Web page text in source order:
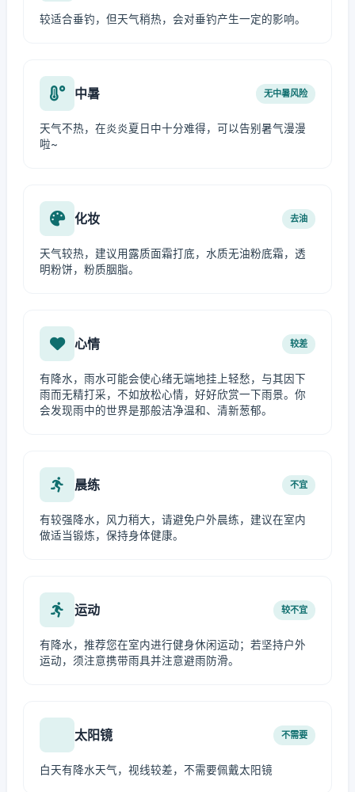
较适合垂钓，但天气稍热，会对垂钓产生一定的影响。
中暑 无中暑风险
天气不热，在炎炎夏日中十分难得，可以告别暑气漫漫
啦~
化妆 去油
天气较热，建议用露质面霜打底，水质无油粉底霜，透
明粉饼，粉质胭脂。
心情 较差
有降水，雨水可能会使心绪无端地挂上轻愁，与其因下
雨而无精打采，不如放松心情，好好欣赏一下雨景。你
会发现雨中的世界是那般洁净温和、清新葱郁。
晨练 不宜
有较强降水，风力稍大，请避免户外晨练，建议在室内
做适当锻炼，保持身体健康。
运动 较不宜
有降水，推荐您在室内进行健身休闲运动；若坚持户外
运动，须注意携带雨具并注意避雨防滑。
太阳镜 不需要
白天有降水天气，视线较差，不需要佩戴太阳镜